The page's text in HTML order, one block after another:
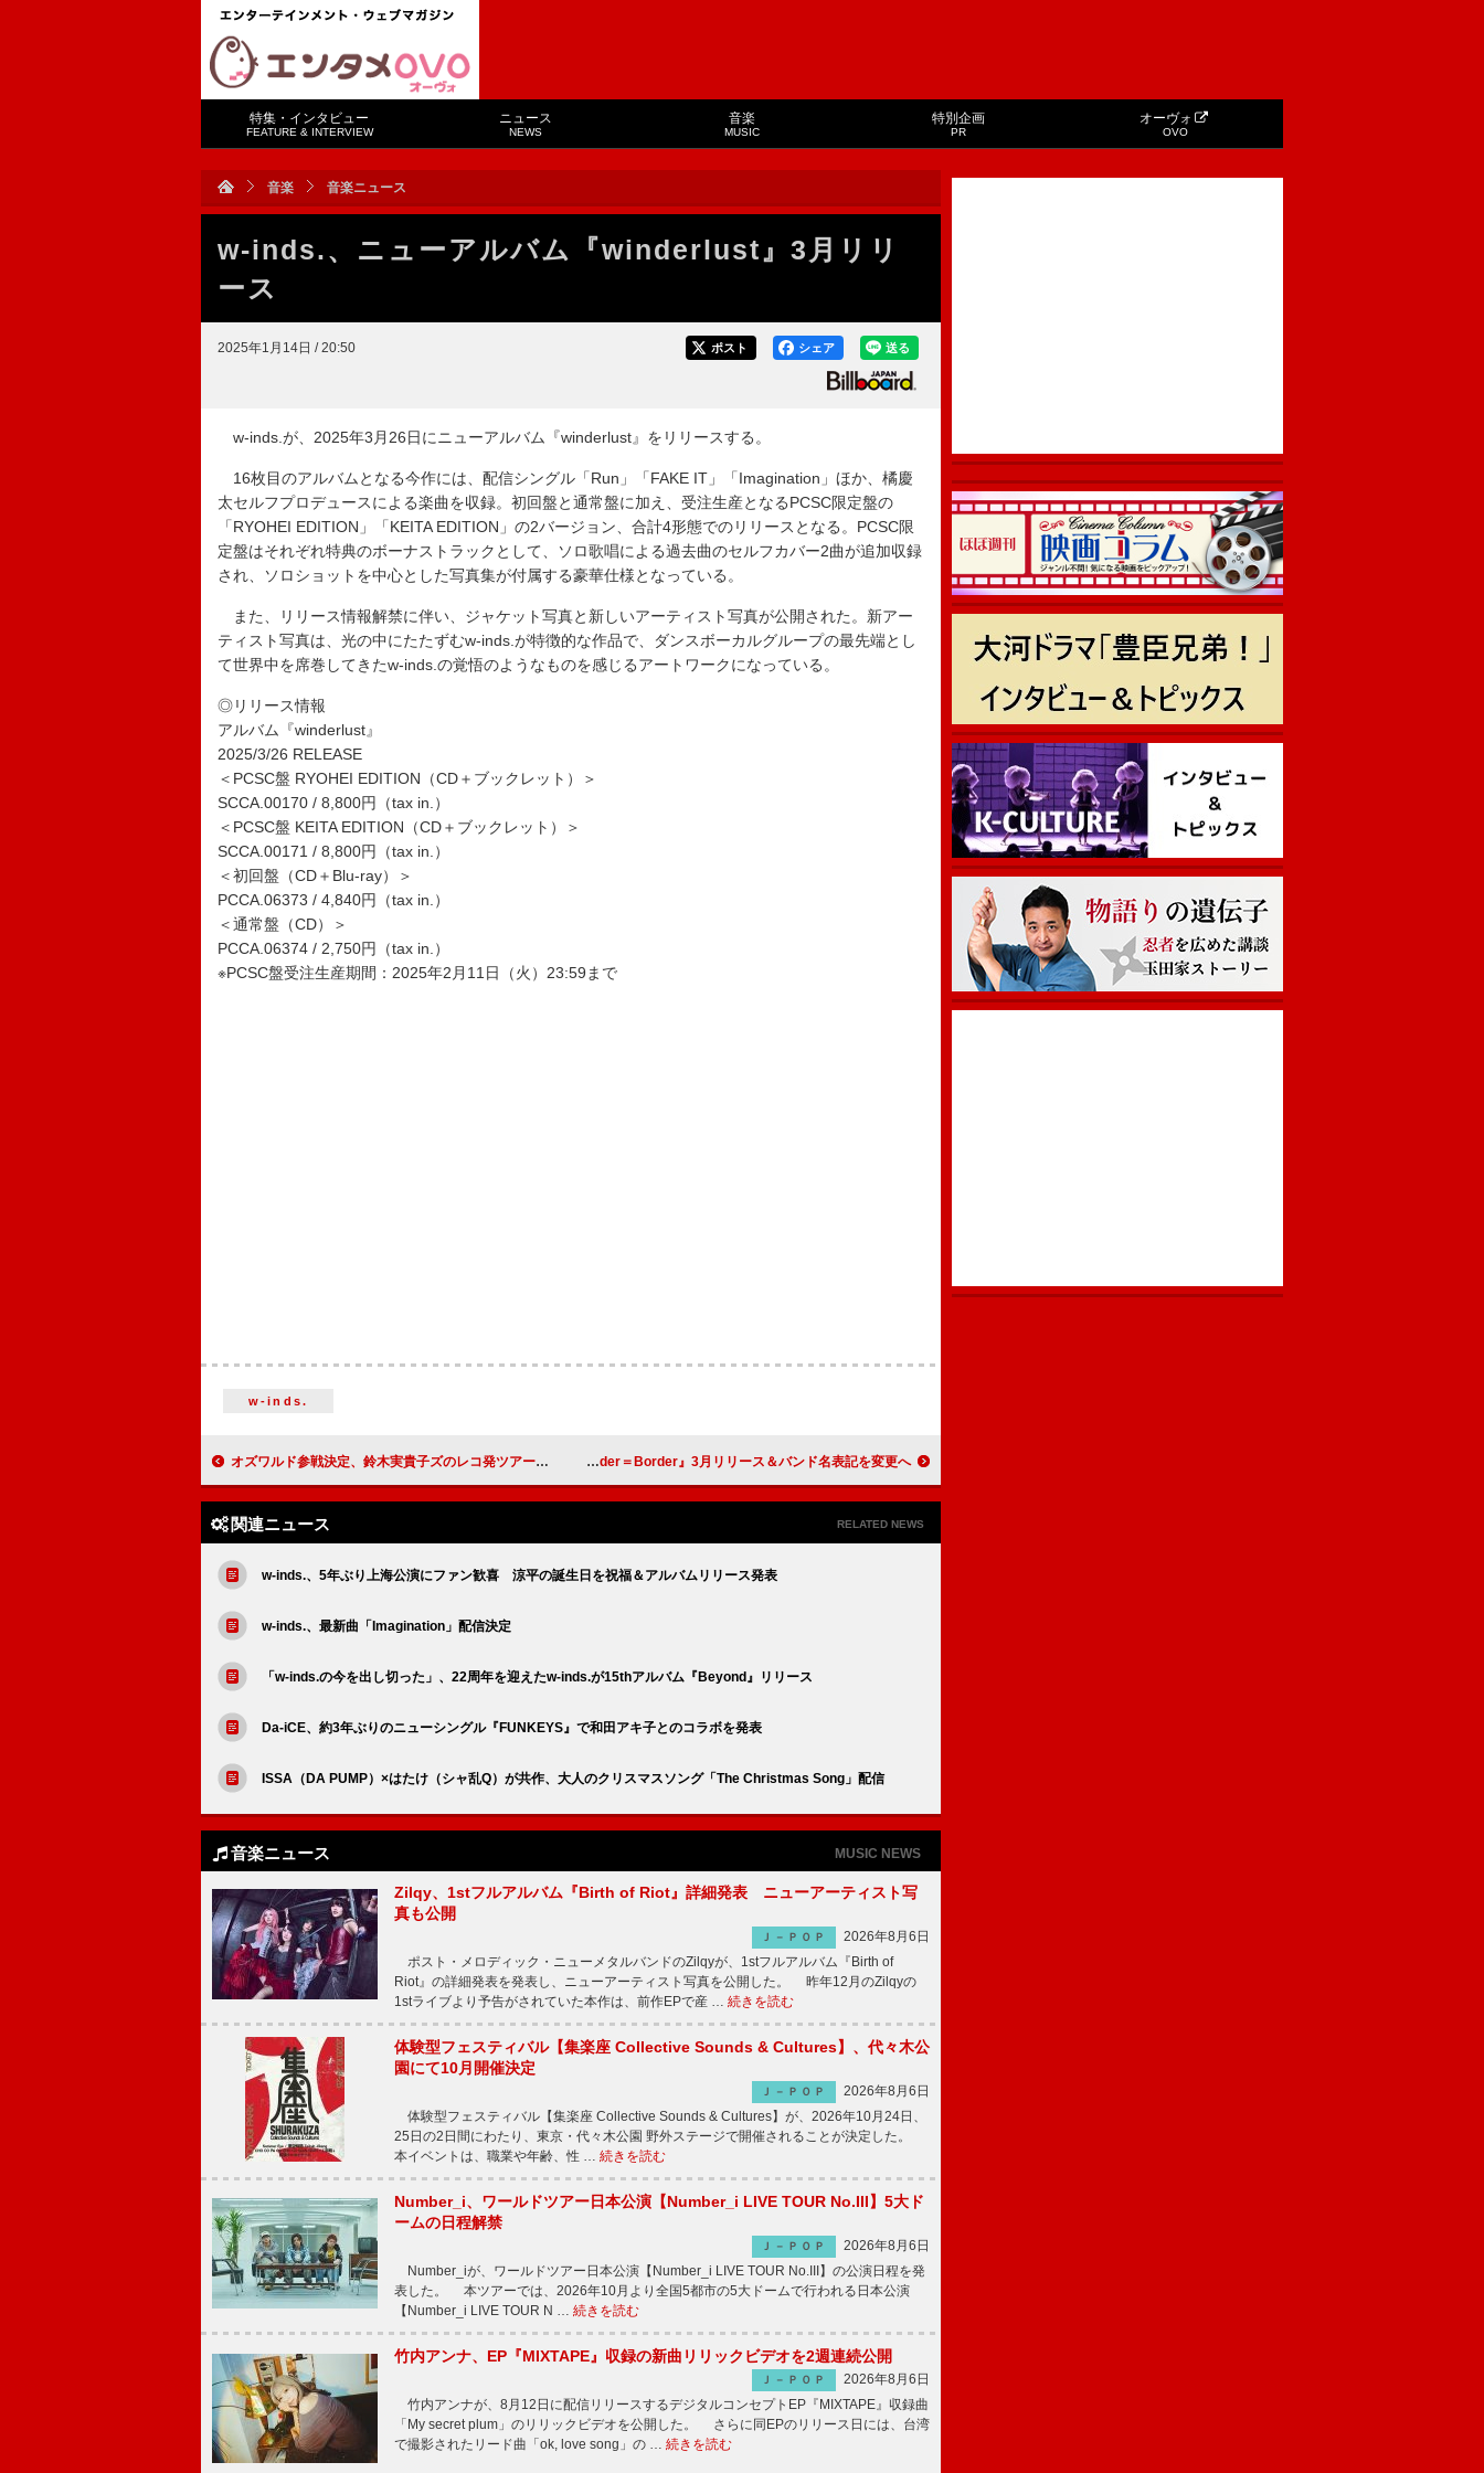
特集・インタビュー
FEATURE & INTERVIEW
ニュース
NEWS
音楽
MUSIC
特別企画
PR
オーヴォ
OVO
音楽 音楽ニュース
w-inds.、ニューアルバム『winderlust』3月リリ
ース
2025年1月14日 / 20:50 送る
シェア
ポスト
w-inds.が、2025年3月26日にニューアルバム『winderlust』をリリースする。
16枚目のアルバムとなる今作には、配信シングル「Run」「FAKE IT」「Imagination」ほか、橘慶
太セルフプロデュースによる楽曲を収録。初回盤と通常盤に加え、受注生産となるPCSC限定盤の
「RYOHEI EDITION」「KEITA EDITION」の2バージョン、合計4形態でのリリースとなる。PCSC限
定盤はそれぞれ特典のボーナストラックとして、ソロ歌唱による過去曲のセルフカバー2曲が追加収録
され、ソロショットを中心とした写真集が付属する豪華仕様となっている。
また、リリース情報解禁に伴い、ジャケット写真と新しいアーティスト写真が公開された。新アー
ティスト写真は、光の中にたたずむw-inds.が特徴的な作品で、ダンスボーカルグループの最先端とし
て世界中を席巻してきたw-inds.の覚悟のようなものを感じるアートワークになっている。
◎リリース情報
アルバム『winderlust』
2025/3/26 RELEASE
＜PCSC盤 RYOHEI EDITION（CD＋ブックレット）＞
SCCA.00170 / 8,800円（tax in.）
＜PCSC盤 KEITA EDITION（CD＋ブックレット）＞
SCCA.00171 / 8,800円（tax in.）
＜初回盤（CD＋Blu-ray）＞
PCCA.06373 / 4,840円（tax in.）
＜通常盤（CD）＞
PCCA.06374 / 2,750円（tax in.）
※PCSC盤受注生産期間：2025年2月11日（火）23:59まで
w-inds.
オズワルド参戦決定、鈴木実貴子ズのレコ発ツアー初日公演で異色対バン XIIX、EP『Border＝Border』3月リリース＆バンド名表記を変更へ
関連ニュース RELATED NEWS
w-inds.、5年ぶり上海公演にファン歓喜 涼平の誕生日を祝福＆アルバムリリース発表
w-inds.、最新曲「Imagination」配信決定
「w-inds.の今を出し切った」、22周年を迎えたw-inds.が15thアルバム『Beyond』リリース
Da-iCE、約3年ぶりのニューシングル『FUNKEYS』で和田アキ子とのコラボを発表
ISSA（DA PUMP）×はたけ（シャ乱Q）が共作、大人のクリスマスソング「The Christmas Song」配信
音楽ニュース MUSIC NEWS
Zilqy、1stフルアルバム『Birth of Riot』詳細発表 ニューアーティスト写
真も公開
Ｊ－ＰＯＰ
2026年8月6日
ポスト・メロディック・ニューメタルバンドのZilqyが、1stフルアルバム『Birth of
Riot』の詳細発表を発表し、ニューアーティスト写真を公開した。 昨年12月のZilqyの
1stライブより予告がされていた本作は、前作EPで産 … 続きを読む
体験型フェスティバル【集楽座 Collective Sounds & Cultures】、代々木公
園にて10月開催決定
Ｊ－ＰＯＰ
2026年8月6日
体験型フェスティバル【集楽座 Collective Sounds & Cultures】が、2026年10月24日、
25日の2日間にわたり、東京・代々木公園 野外ステージで開催されることが決定した。
本イベントは、職業や年齢、性 … 続きを読む
Number_i、ワールドツアー日本公演【Number_i LIVE TOUR No.III】5大ド
ームの日程解禁
Ｊ－ＰＯＰ
2026年8月6日
Number_iが、ワールドツアー日本公演【Number_i LIVE TOUR No.III】の公演日程を発
表した。 本ツアーでは、2026年10月より全国5都市の5大ドームで行われる日本公演
【Number_i LIVE TOUR N … 続きを読む
竹内アンナ、EP『MIXTAPE』収録の新曲リリックビデオを2週連続公開
Ｊ－ＰＯＰ
2026年8月6日
竹内アンナが、8月12日に配信リリースするデジタルコンセプトEP『MIXTAPE』収録曲
「My secret plum」のリリックビデオを公開した。 さらに同EPのリリース日には、台湾
で撮影されたリード曲「ok, love song」の … 続きを読む